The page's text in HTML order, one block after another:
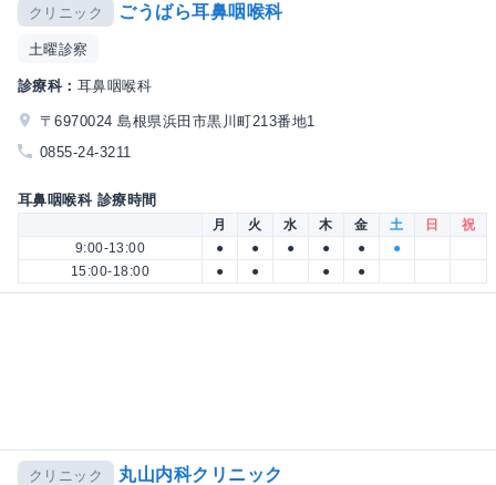
クリニック ごうばら耳鼻咽喉科
土曜診察
診療科： 耳鼻咽喉科
〒6970024 島根県浜田市黒川町213番地1
0855-24-3211
耳鼻咽喉科 診療時間
月 火 水 木 金 土 日
祝
9:00-13:00
● ● ● ● ●
●
15:00-18:00
● ● ● ●
クリニック 丸山内科クリニック